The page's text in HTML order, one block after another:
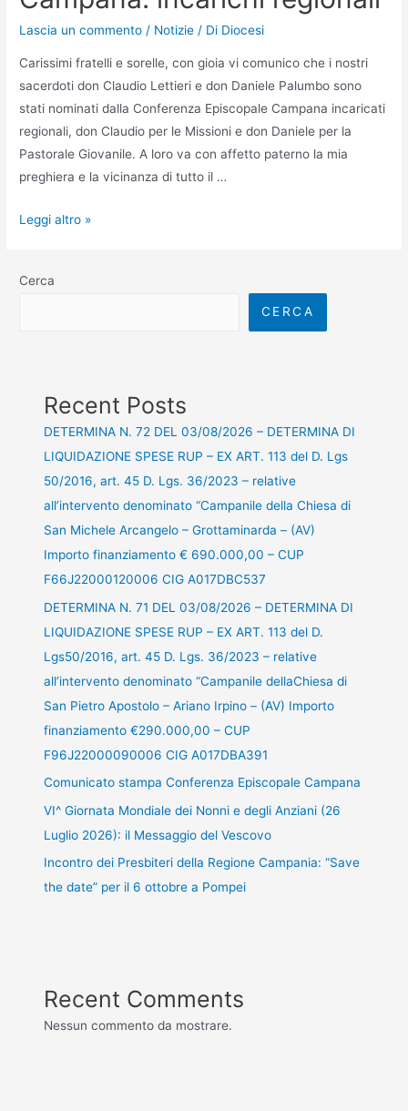
Lascia un commento / Notizie / Di Diocesi
Carissimi fratelli e sorelle, con gioia vi comunico che i nostri
sacerdoti don Claudio Lettieri e don Daniele Palumbo sono
stati nominati dalla Conferenza Episcopale Campana incaricati
regionali, don Claudio per le Missioni e don Daniele per la
Pastorale Giovanile. A loro va con affetto paterno la mia
preghiera e la vicinanza di tutto il …
Leggi altro »
Cerca
CERCA
Recent Posts
DETERMINA N. 72 DEL 03/08/2026 – DETERMINA DI
LIQUIDAZIONE SPESE RUP – EX ART. 113 del D. Lgs
50/2016, art. 45 D. Lgs. 36/2023 – relative
all’intervento denominato “Campanile della Chiesa di
San Michele Arcangelo – Grottaminarda – (AV)
Importo finanziamento € 690.000,00 – CUP
F66J22000120006 CIG A017DBC537
DETERMINA N. 71 DEL 03/08/2026 – DETERMINA DI
LIQUIDAZIONE SPESE RUP – EX ART. 113 del D.
Lgs50/2016, art. 45 D. Lgs. 36/2023 – relative
all’intervento denominato “Campanile dellaChiesa di
San Pietro Apostolo – Ariano Irpino – (AV) Importo
finanziamento €290.000,00 – CUP
F96J22000090006 CIG A017DBA391
Comunicato stampa Conferenza Episcopale Campana
VI^ Giornata Mondiale dei Nonni e degli Anziani (26
Luglio 2026): il Messaggio del Vescovo
Incontro dei Presbiteri della Regione Campania: “Save
the date” per il 6 ottobre a Pompei
Recent Comments
Nessun commento da mostrare.